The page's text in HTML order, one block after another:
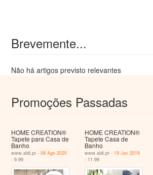
Brevemente...
Não há artigos previsto relevantes
Promoções Passadas
HOME CREATION®
Tapete para Casa de
Banho
www.aldi.pt -08 Ago 2020
- 9.99
HOME CREATION®
Tapete Casa de
Banho
www.aldi.pt - 19 Jan 2019
- 11.99